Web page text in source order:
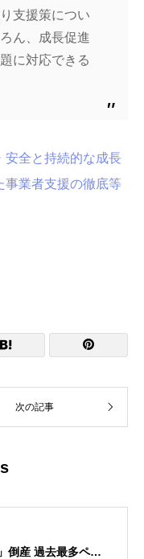
支援策につい
ん、成長促進
に対応できる
安全と持続的な成長
事業者支援の徹底等
 
次の記事
倒産 過去最多ペー